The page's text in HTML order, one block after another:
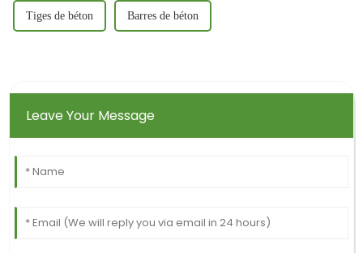
Tiges de béton Barres de béton
Leave Your Message